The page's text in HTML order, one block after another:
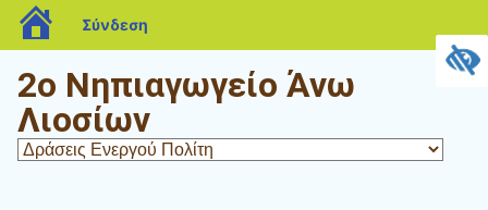
2ο Νηπιαγωγείο Άνω
Λιοσίων
blogs.sch.gr
Σύνδεση